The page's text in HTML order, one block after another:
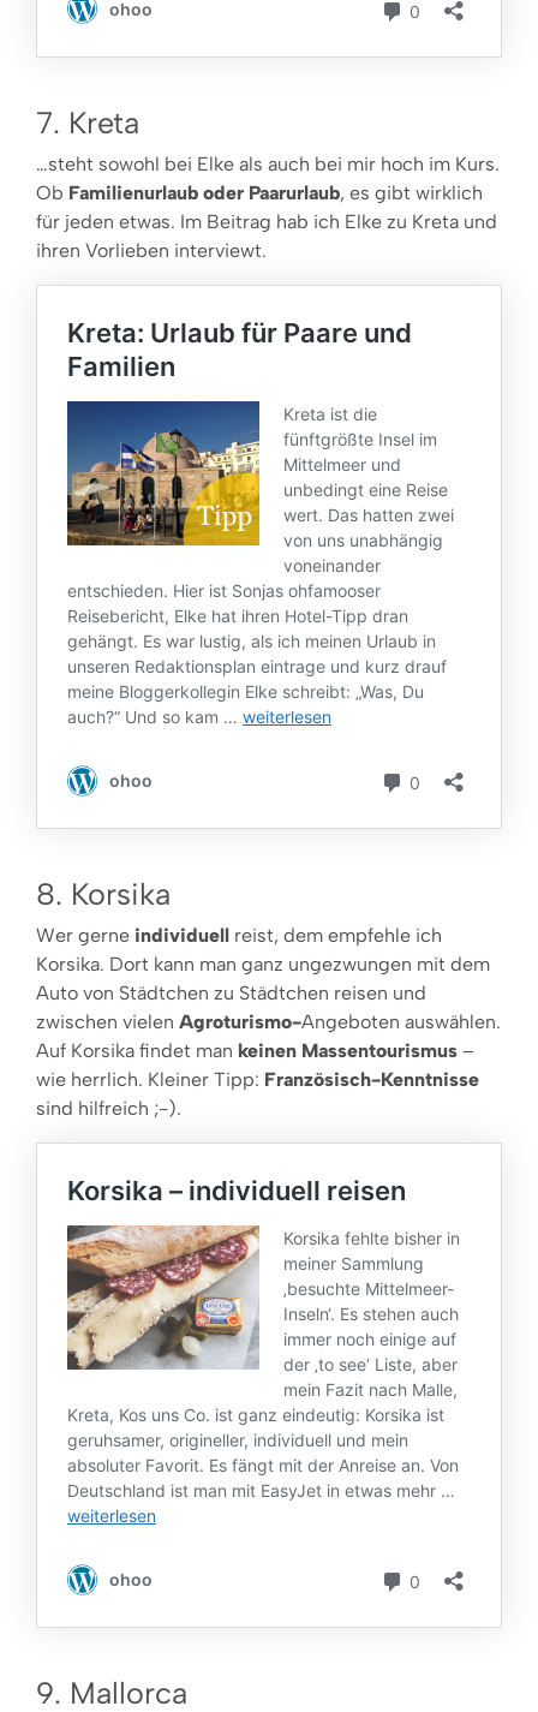
7. Kreta
…steht sowohl bei Elke als auch bei mir hoch im Kurs.
Ob Familienurlaub oder Paarurlaub, es gibt wirklich
für jeden etwas. Im Beitrag hab ich Elke zu Kreta und
ihren Vorlieben interviewt.
8. Korsika
Wer gerne individuell reist, dem empfehle ich
Korsika. Dort kann man ganz ungezwungen mit dem
Auto von Städtchen zu Städtchen reisen und
zwischen vielen Agroturismo-Angeboten auswählen.
Auf Korsika findet man keinen Massentourismus –
wie herrlich. Kleiner Tipp: Französisch-Kenntnisse
sind hilfreich ;-).
9. Mallorca